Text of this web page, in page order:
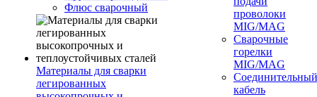
Флюс сварочный
Материалы для сварки
легированных
проволоки
MIG/MAG
Сварочные
горелки
MIG/MAG
Соединительный
кабель